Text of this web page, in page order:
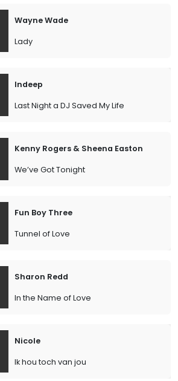
Wayne Wade
Lady
Indeep
Last Night a DJ Saved My Life
Kenny Rogers & Sheena Easton
We’ve Got Tonight
Fun Boy Three
Tunnel of Love
Sharon Redd
In the Name of Love
Nicole
Ik hou toch van jou